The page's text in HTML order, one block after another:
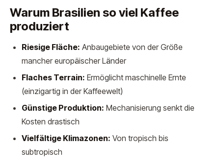
Warum Brasilien so viel Kaffee
produziert
Riesige Fläche: Anbaugebiete von der Größe
mancher europäischer Länder
Flaches Terrain: Ermöglicht maschinelle Ernte
(einzigartig in der Kaffeewelt)
Günstige Produktion: Mechanisierung senkt die
Kosten drastisch
Vielfältige Klimazonen: Von tropisch bis
subtropisch